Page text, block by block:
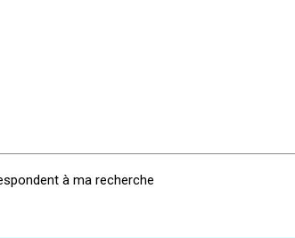
à ma recherche